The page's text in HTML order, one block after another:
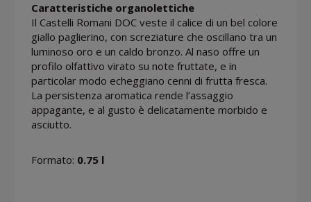
Caratteristiche organolettiche
Il Castelli Romani DOC veste il calice di un bel colore
giallo paglierino, con screziature che oscillano tra un
luminoso oro e un caldo bronzo. Al naso offre un
profilo olfattivo virato su note fruttate, e in
particolar modo echeggiano cenni di frutta fresca.
La persistenza aromatica rende l’assaggio
appagante, e al gusto è delicatamente morbido e
asciutto.
Formato: 0.75 l